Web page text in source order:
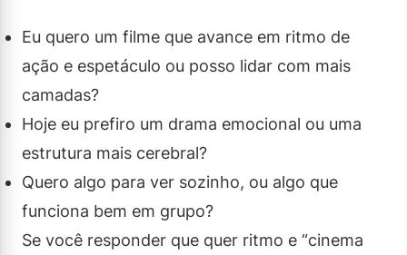
Eu quero um filme que avance em ritmo de
ação e espetáculo ou posso lidar com mais
camadas?
Hoje eu prefiro um drama emocional ou uma
estrutura mais cerebral?
Quero algo para ver sozinho, ou algo que
funciona bem em grupo?
Se você responder que quer ritmo e “cinema